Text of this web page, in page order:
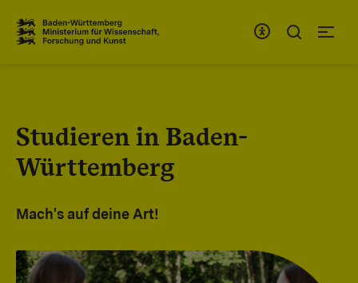
Studieren in Baden-
Württemberg
Mach's auf deine Art!